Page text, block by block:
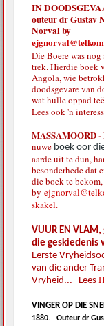
IN
outeur dr Gustav
Norval by
Die Boere was
trek. Hierdie boek
Angola, wie
doodsgevare van
wat hulle oppad
Lees ook 'n
MASSAMOORD
nuwe boek oor
aarde uit te dun,
besonderhede dat
die boek te
by
skakel.
VUUR EN
die geskiedenis
Eerste
van die ander
Vryheid... Lees
VINGER OP DIE
1880.Outeur dr